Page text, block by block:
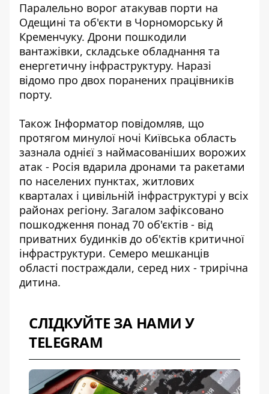
Паралельно ворог атакував порти на
Одещині та об'єкти в Чорноморську й
Кременчуку. Дрони пошкодили
вантажівки, складське обладнання та
енергетичну інфраструктуру. Наразі
відомо про двох поранених працівників
порту.
Також Інформатор повідомляв, що
протягом минулої ночі Київська область
зазнала однієї з наймасованіших ворожих
атак - Росія вдарила дронами та ракетами
по населених пунктах, житлових
кварталах і цивільній інфраструктурі у всіх
районах регіону. Загалом зафіксовано
пошкодження понад 70 об'єктів - від
приватних будинків до об'єктів критичної
інфраструктури. Семеро мешканців
області постраждали, серед них - трирічна
дитина.
СЛІДКУЙТЕ ЗА НАМИ У
TELEGRAM